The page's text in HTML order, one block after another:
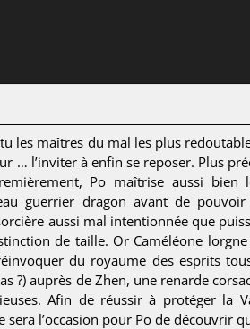
les maîtres du mal les plus
… l’inviter à enfin se reposer. Plus
Po maîtrise aussi
guerrier dragon avant de
aussi mal intentionnée que
de taille. Or Caméléone
du royaume des esprits
?) auprès de Zhen, une renarde
Afin de réussir à protéger la
l’occasion pour Po de découvrir